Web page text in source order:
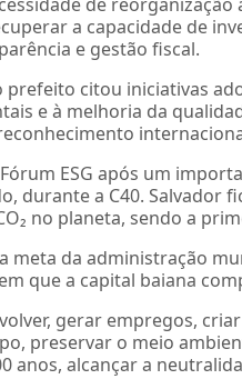
a capacidade de
e gestão fiscal.
citou iniciativas
e à melhoria da
ESG após um
durante a C40. Salvador
no planeta, sendo a
meta da administração
que a capital baiana
gerar empregos,
preservar o meio
anos, alcançar a